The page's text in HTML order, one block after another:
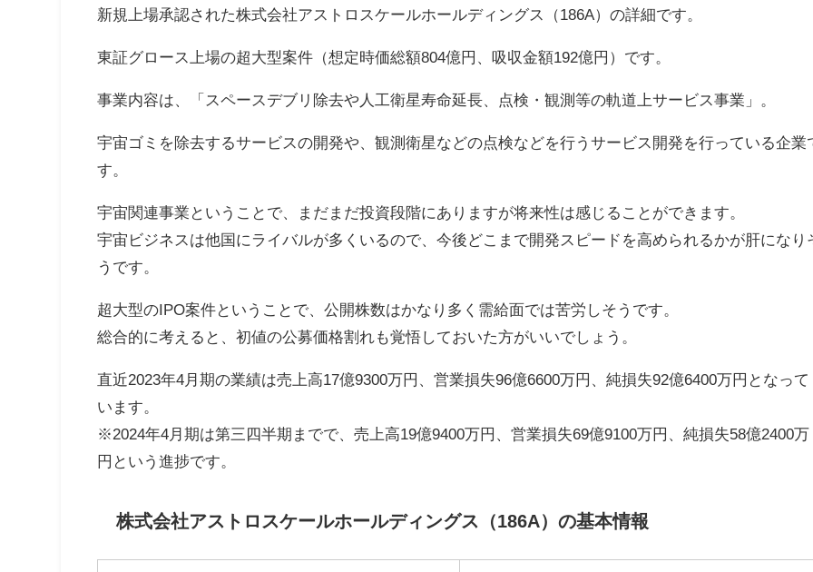
新規上場承認された株式会社アストロスケールホールディングス（186A）の詳細です。
東証グロース上場の超大型案件（想定時価総額804億円、吸収金額192億円）です。
事業内容は、「スペースデブリ除去や人工衛星寿命延長、点検・観測等の軌道上サービス事業」。
宇宙ゴミを除去するサービスの開発や、観測衛星などの点検などを行うサービス開発を行っている企業
す。
宇宙関連事業ということで、まだまだ投資段階にありますが将来性は感じることができます。
宇宙ビジネスは他国にライバルが多くいるので、今後どこまで開発スピードを高められるかが肝になり
うです。
超大型のIPO案件ということで、公開株数はかなり多く需給面では苦労しそうです。
総合的に考えると、初値の公募価格割れも覚悟しておいた方がいいでしょう。
直近2023年4月期の業績は売上高17億9300万円、営業損失96億6600万円、純損失92億6400万円となって
います。
※2024年4月期は第三四半期までで、売上高19億9400万円、営業損失69億9100万円、純損失58億2400万
円という進捗です。
株式会社アストロスケールホールディングス（186A）の基本情報